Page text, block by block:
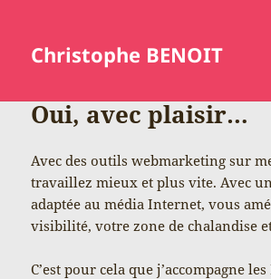
Christophe BENOIT
Oui, avec plaisir…
Avec des outils webmarketing sur
travaillez mieux et plus vite. Avec
adaptée au média Internet, vous
visibilité, votre zone de chalandise
C’est pour cela que j’accompagne